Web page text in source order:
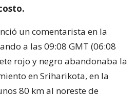
un comentarista en la
a las 09:08 GMT (06:08
rojo y negro abandonaba la
en Sriharikota, en la
80 km al noreste de